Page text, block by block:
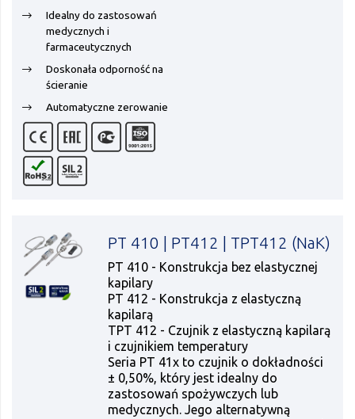
Idealny do zastosowań
medycznych i
farmaceutycznych
Doskonała odporność na
ścieranie
Automatyczne zerowanie
PT 410 | PT412 | TPT412 (NaK)
PT 410 - Konstrukcja bez elastycznej
kapilary
PT 412 - Konstrukcja z elastyczną
kapilarą
TPT 412 - Czujnik z elastyczną kapilarą
i czujnikiem temperatury
Seria PT 41x to czujnik o dokładności
± 0,50%, który jest idealny do
zastosowań spożywczych lub
medycznych. Jego alternatywną